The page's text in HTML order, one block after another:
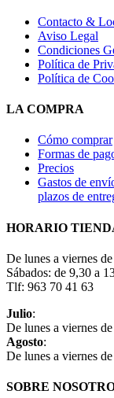
Contacto &
Aviso Legal
Condiciones
Política de
Política de
LA COMPRA
Cómo comprar
Formas de
Precios
Gastos de
plazos de
HORARIO
De lunes a viernes
Sábados: de 9,30 a
Tlf: 963 70 41 63
Julio:
De lunes a viernes
Agosto:
De lunes a viernes
SOBRE